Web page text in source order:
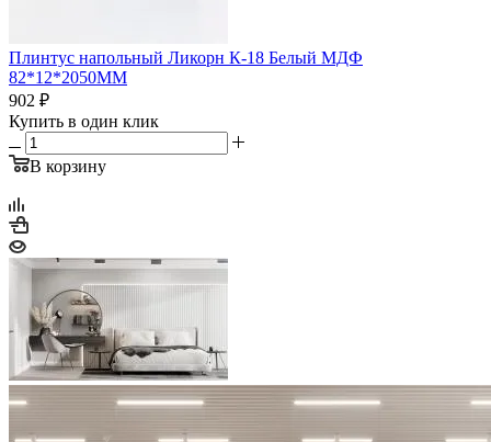
Плинтус напольный Ликорн К-18 Белый МДФ
82*12*2050ММ
902 ₽
Купить в один клик
В корзину